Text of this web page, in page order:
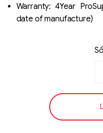
Warranty: 4Year
date of manufacture)